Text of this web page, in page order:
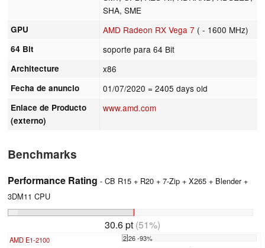
SHA, SME
GPU AMD Radeon RX Vega 7 ( - 1600 MHz)
64 Bit soporte para 64 Bit
Architecture x86
Fecha de anuncio 01/07/2020 = 2405 days old
Enlace de Producto
(externo)
www.amd.com
Benchmarks
Performance Rating - CB R15 + R20 + 7-Zip + X265 + Blender +
3DM11 CPU
30.6 pt (51%)
AMD E1-2100 2.26 -93%